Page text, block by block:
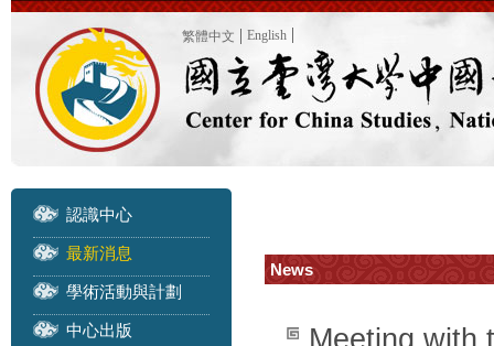
繁體中文 English
認識中心
最新消息
學術活動與計劃
中心出版
News
Meeting with